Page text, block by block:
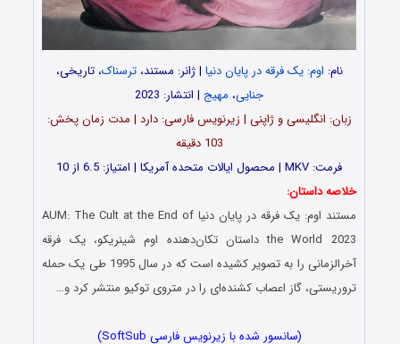
نام: اوم: یک فرقه در پایان دنیا | ژانر: مستند،ترسناک، تاریخی،
جنایی، مهیج | انتشار: 2023
زبان: انگلیسی و ژاپنی | زیرنویس فارسی: دارد | مدت زمان پخش:
103 دقیقه
فرمت: MKV | محصول ایالات متحده آمریکا | امتیاز: 6.5 از 10
خلاصه داستان:
مستند اوم: یک فرقه در پایان دنیا AUM: The Cult at the End of
the World 2023 داستان تکان‌دهنده اوم شینریکو، یک فرقه
آخرالزمانی را به تصویر کشیده است که در سال 1995 طی یک حمله
تروریستی، گاز اعصاب کشنده‌ای را در متروی توکیو منتشر کرد و…
(سانسور شده با زیرنویس فارسی SoftSub)